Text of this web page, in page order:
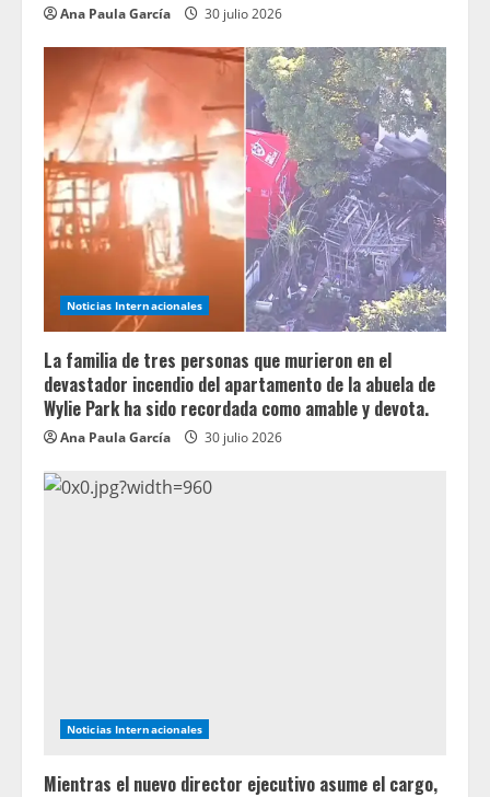
Ana Paula García 30 julio 2026
Noticias Internacionales
La familia de tres personas que murieron en el
devastador incendio del apartamento de la abuela de
Wylie Park ha sido recordada como amable y devota.
Ana Paula García 30 julio 2026
Noticias Internacionales
Mientras el nuevo director ejecutivo asume el cargo,